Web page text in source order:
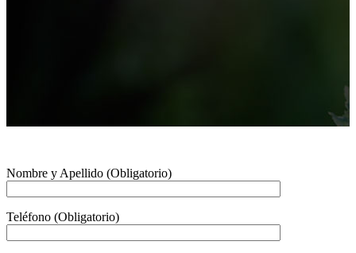
Nombre y Apellido (Obligatorio)
Teléfono (Obligatorio)